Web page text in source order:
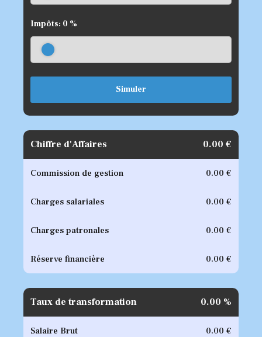
Impôts: 0 %
Simuler
Chiffre d'Affaires 0.00 €
Commission de gestion 0.00 €
Charges salariales 0.00 €
Charges patronales 0.00 €
Réserve financière 0.00 €
Taux de transformation 0.00 %
Salaire Brut 0.00 €